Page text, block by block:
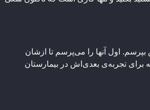
اول آنها را می‌پرسم تا ازشان
برای تجربه‌ی بعدی‌اش در بیمارستان